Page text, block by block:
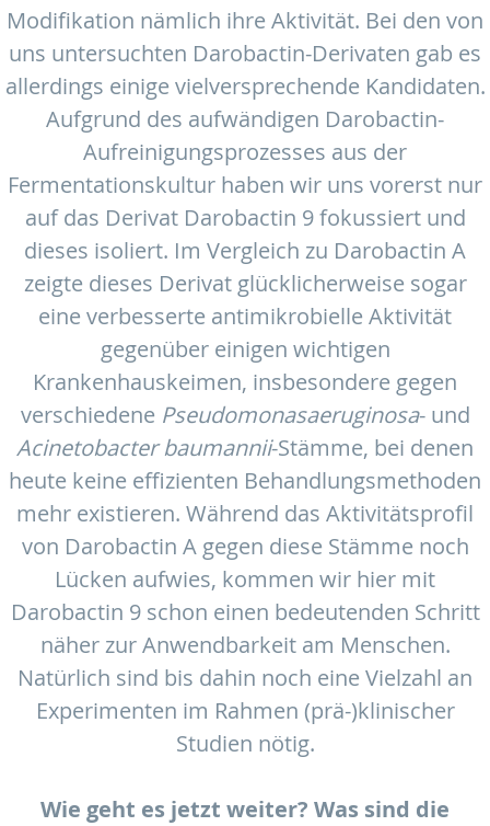
Modifikation nämlich ihre Aktivität. Bei den von
uns untersuchten Darobactin-Derivaten gab es
allerdings einige vielversprechende Kandidaten.
Aufgrund des aufwändigen Darobactin-
Aufreinigungsprozesses aus der
Fermentationskultur haben wir uns vorerst nur
auf das Derivat Darobactin 9 fokussiert und
dieses isoliert. Im Vergleich zu Darobactin A
zeigte dieses Derivat glücklicherweise sogar
eine verbesserte antimikrobielle Aktivität
gegenüber einigen wichtigen
Krankenhauskeimen, insbesondere gegen
verschiedene Pseudomonasaeruginosa- und
Acinetobacter baumannii-Stämme, bei denen
heute keine effizienten Behandlungsmethoden
mehr existieren. Während das Aktivitätsprofil
von Darobactin A gegen diese Stämme noch
Lücken aufwies, kommen wir hier mit
Darobactin 9 schon einen bedeutenden Schritt
näher zur Anwendbarkeit am Menschen.
Natürlich sind bis dahin noch eine Vielzahl an
Experimenten im Rahmen (prä-)klinischer
Studien nötig.
Wie geht es jetzt weiter? Was sind die